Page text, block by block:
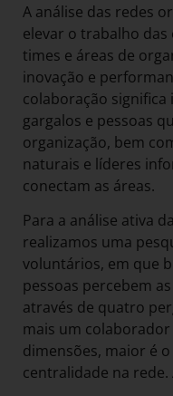
A análise das redes
elevar o trabalho
times e áreas de
inovação e
colaboração
gargalos e pessoas
organização, bem
naturais e líderes
conectam as áreas.
Para a análise ativa
realizamos uma
voluntários, em que
pessoas percebem
através de quatro
mais um
dimensões, maior é
centralidade na